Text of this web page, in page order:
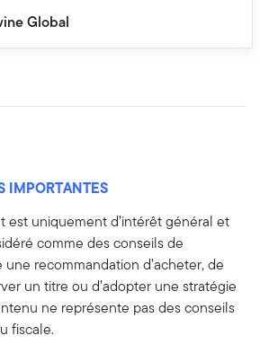
Global
IMPORTANTES
est uniquement d’intérêt général et
comme des conseils de
recommandation d’acheter, de
un titre ou d’adopter une stratégie
ne représente pas des conseils
fiscale.